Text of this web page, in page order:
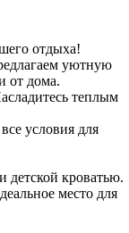
отдыха!
уютную
от дома.
теплым
условия для
детской кроватью.
место для